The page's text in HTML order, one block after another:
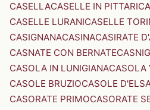
CASELLACASELLE IN PITTARI
CASELLE LURANICASELLE
CASIGNANACASINACASIRATE
CASNATE CON BERNATE
CASOLA IN LUNIGIANACASOLA
CASOLE BRUZIOCASOLE
CASORATE PRIMOCASORATE